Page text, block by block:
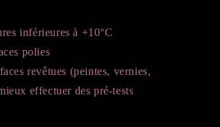
inférieures à +10°C
polies
revêtues (peintes, vernies,
effectuer des pré-tests